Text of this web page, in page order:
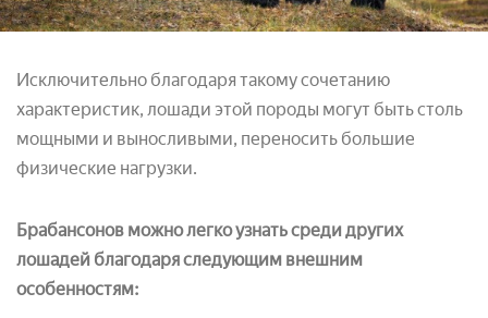
Исключительно благодаря такому сочетанию
характеристик, лошади этой породы могут быть столь
мощными и выносливыми, переносить большие
физические нагрузки.
Брабансонов можно легко узнать среди других
лошадей благодаря следующим внешним
особенностям: